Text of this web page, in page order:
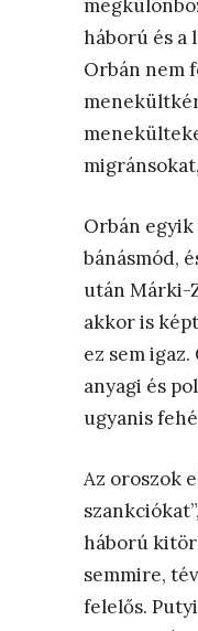
háború és a
Orbán nem
Orbán
bánásmód,
után Márki-
akkor is
ez sem
anyagi és
ugyanis
Az oroszok
háború
semmire,
felelős.